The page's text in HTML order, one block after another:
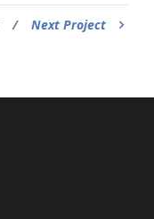
/ Next Project